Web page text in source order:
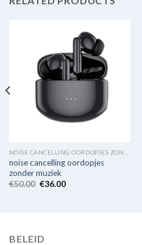
noise cancelling oordopjes
zonder muziek
€50.00 €36.00
BELEID